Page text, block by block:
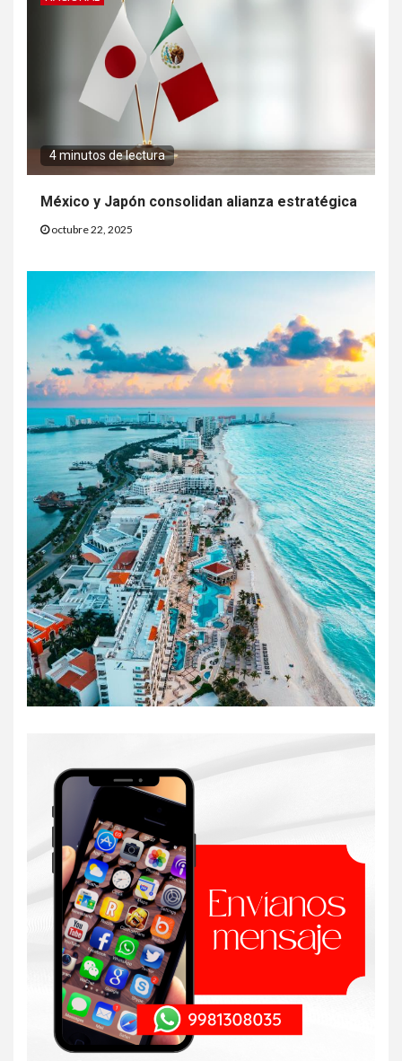
4 minutos de lectura
México y Japón consolidan alianza estratégica
octubre 22, 2025